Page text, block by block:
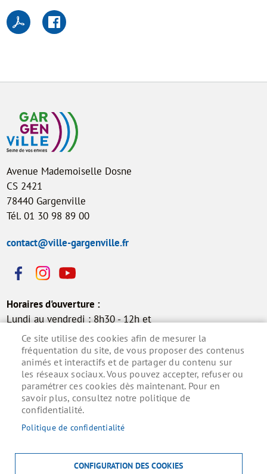
Avenue Mademoiselle Dosne
CS 2421
78440 Gargenville
Tél. 01 30 98 89 00
contact@ville-gargenville.fr
Horaires d'ouverture :
Lundi au vendredi : 8h30 - 12h et
13h30 - 17h30
Samedi : 9h - 12h (permanence
état civil)
Inscrivez-vous à la lettre d'information municipale
pour ne rien manquer de l'actualité.
S'ABONNER
Ce site utilise des cookies afin de mesurer la
fréquentation du site, de vous proposer des contenus
animés et interactifs et de partager du contenu sur
les réseaux sociaux. Vous pouvez accepter, refuser ou
paramétrer ces cookies dès maintenant. Pour en
savoir plus, consultez notre politique de
confidentialité.
Politique de confidentialité
CONFIGURATION DES COOKIES